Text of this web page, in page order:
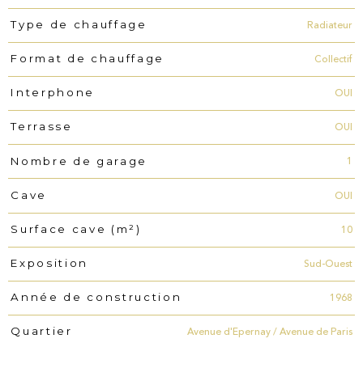
Type de chauffage Radiateur
Format de chauffage Collectif
Interphone OUI
Terrasse OUI
Nombre de garage 1
Cave OUI
Surface cave (m²) 10
Exposition Sud-Ouest
Année de construction 1968
Quartier Avenue d'Epernay / Avenue de Paris